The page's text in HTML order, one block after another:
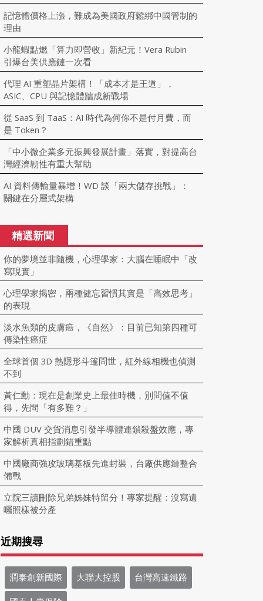
記憶體價格上漲，難成為美國政府鬆綁中國管制的
理由
小龍蝦點燃「算力即營收」新紀元！Vera Rubin
引爆台美供應鏈一次看
代理 AI 重塑晶片架構！「成本才是王道」，
ASIC、CPU 與記憶體牆成新戰場
從 SaaS 到 TaaS：AI 時代為何你不是付月費，而
是 Token？
「中小微企業多元振興發展計畫」落實，對提高台
灣經濟韌性有重大幫助
AI 資料傳輸量暴增！WD 談「兩大儲存挑戰」：
關鍵在分層式架構
精選新聞
你的夢境並非隨機，心理學家：大腦在睡眠中「改
寫現實」
心理學家揭密，兩種健忘習慣其實是「高效思考」
的表現
淡水魚類的皮膚癌，《自然》：目前已知第四種可
傳染性癌症
全球首個 3D 熱隱形斗篷問世，紅外線相機也偵測
不到
黃仁勳：現在是創業史上最佳時機，別問值不值
得，先問「有多難？」
中國 DUV 交貨消息引發半導體連鎖殺盤效應，專
家解析真相指劃錯重點
中國廠商強攻玻璃基板先進封裝，台廠供應鏈整合
備戰
立院三讀刪除兄弟姊妹特留分！專家提醒：沒寫遺
囑照樣被分產
近期搜尋
潤泰創新國際 大聯大控股 台灣高速鐵路